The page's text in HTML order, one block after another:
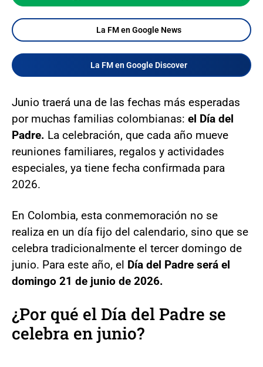
La FM en Google News
La FM en Google Discover
Junio traerá una de las fechas más esperadas
por muchas familias colombianas: el Día del
Padre. La celebración, que cada año mueve
reuniones familiares, regalos y actividades
especiales, ya tiene fecha confirmada para
2026.
En Colombia, esta conmemoración no se
realiza en un día fijo del calendario, sino que se
celebra tradicionalmente el tercer domingo de
junio. Para este año, el Día del Padre será el
domingo 21 de junio de 2026.
¿Por qué el Día del Padre se
celebra en junio?